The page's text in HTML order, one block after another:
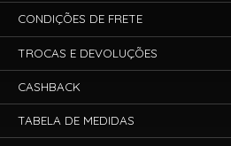
CONDIÇÕES DE FRETE
TROCAS E DEVOLUÇÕES
CASHBACK
TABELA DE MEDIDAS